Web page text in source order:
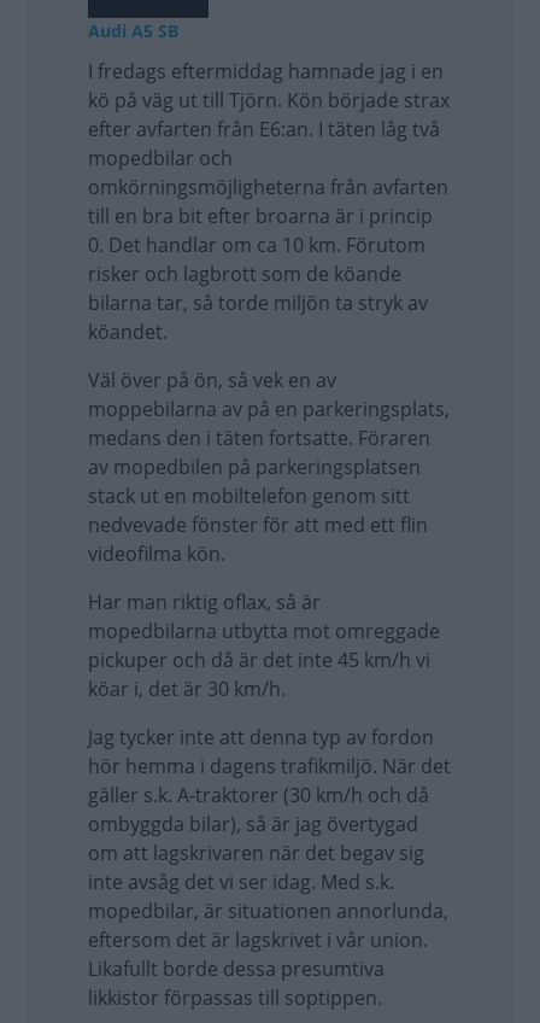
Audi A5 SB
I fredags eftermiddag hamnade jag i en
kö på väg ut till Tjörn. Kön började strax
efter avfarten från E6:an. I täten låg två
mopedbilar och
omkörningsmöjligheterna från avfarten
till en bra bit efter broarna är i princip
0. Det handlar om ca 10 km. Förutom
risker och lagbrott som de köande
bilarna tar, så torde miljön ta stryk av
köandet.
Väl över på ön, så vek en av
moppebilarna av på en parkeringsplats,
medans den i täten fortsatte. Föraren
av mopedbilen på parkeringsplatsen
stack ut en mobiltelefon genom sitt
nedvevade fönster för att med ett flin
videofilma kön.
Har man riktig oflax, så är
mopedbilarna utbytta mot omreggade
pickuper och då är det inte 45 km/h vi
köar i, det är 30 km/h.
Jag tycker inte att denna typ av fordon
hör hemma i dagens trafikmiljö. När det
gäller s.k. A-traktorer (30 km/h och då
ombyggda bilar), så är jag övertygad
om att lagskrivaren när det begav sig
inte avsåg det vi ser idag. Med s.k.
mopedbilar, är situationen annorlunda,
eftersom det är lagskrivet i vår union.
Likafullt borde dessa presumtiva
likkistor förpassas till soptippen.